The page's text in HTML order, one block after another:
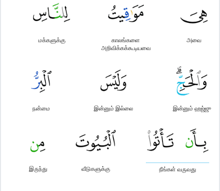
அவை
காலங்களை
அறிவிக்கக்கூடியவை
மக்களுக்கு
இன்னும் ஹஜ்ஜு
இன்னும் இல்லை
நன்மை
நீங்கள் வருவது
வீடுகளுக்கு
இருந்து